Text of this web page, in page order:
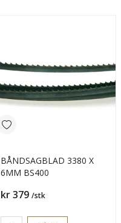
BÅNDSAGBLAD 3380 X
6MM BS400
Pris
kr 379 /stk